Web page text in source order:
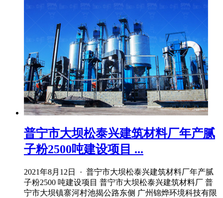
普宁市大坝松泰兴建筑材料厂年产腻
子粉2500吨建设项目 ...
2021年8月12日 · 普宁市大坝松泰兴建筑材料厂年产腻
子粉2500 吨建设项目 普宁市大坝松泰兴建筑材料厂 普
宁市大坝镇寨河村池揭公路东侧 广州锦烨环境科技有限